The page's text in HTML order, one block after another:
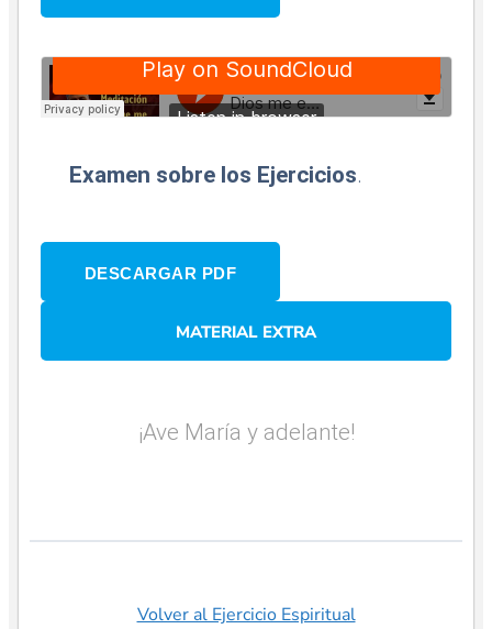
Examen sobre los Ejercicios.
DESCARGAR PDF
MATERIAL EXTRA
¡Ave María y adelante!
Volver al Ejercicio Espiritual